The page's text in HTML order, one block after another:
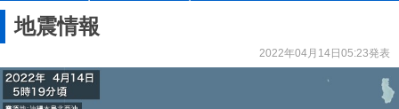
地震情報
2022年04月14日05:23発表